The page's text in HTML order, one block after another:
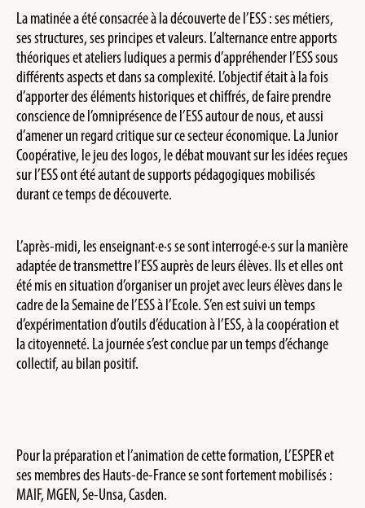
La matinée a été consacrée à la découverte de l’ESS : ses métiers,
ses structures, ses principes et valeurs. L’alternance entre apports
théoriques et ateliers ludiques a permis d’appréhender l’ESS sous
différents aspects et dans sa complexité. L’objectif était à la fois
d’apporter des éléments historiques et chiffrés, de faire prendre
conscience de l’omniprésence de l’ESS autour de nous, et aussi
d’amener un regard critique sur ce secteur économique. La Junior
Coopérative, le jeu des logos, le débat mouvant sur les idées reçues
sur l’ESS ont été autant de supports pédagogiques mobilisés
durant ce temps de découverte.
L’après-midi, les enseignant·e·s se sont interrogé·e·s sur la manière
adaptée de transmettre l’ESS auprès de leurs élèves. Ils et elles ont
été mis en situation d’organiser un projet avec leurs élèves dans le
cadre de la Semaine de l’ESS à l’Ecole. S’en est suivi un temps
d’expérimentation d’outils d’éducation à l’ESS, à la coopération et
la citoyenneté. La journée s’est conclue par un temps d’échange
collectif, au bilan positif.
Pour la préparation et l’animation de cette formation, L’ESPER et
ses membres des Hauts-de-France se sont fortement mobilisés :
MAIF, MGEN, Se-Unsa, Casden.